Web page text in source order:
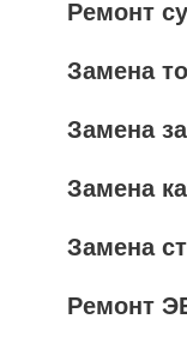
Ремонт
Замена
Замена
Замена
Замена
Ремонт